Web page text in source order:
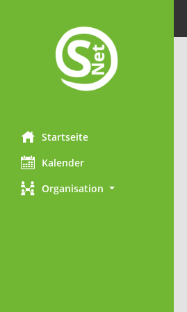
Startseite
Kalender
Organisation